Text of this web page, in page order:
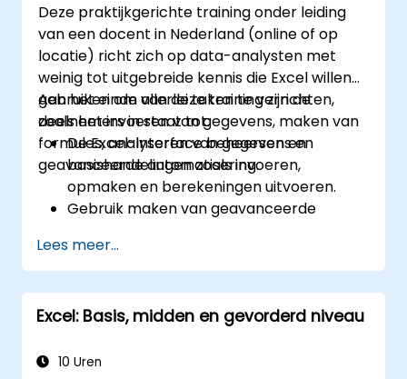
Deze praktijkgerichte training onder leiding
van een docent in Nederland (online of op
locatie) richt zich op data-analysten met
weinig tot uitgebreide kennis die Excel willen
gebruiken om allerlei taken te verrichten,
zoals het invoeren van gegevens, maken van
formules, analyseren van gegevens en
geavanceerde automatisering.
Aan het einde van deze training zijn de
deelnemers in staat tot:
De Excel-interface beheersen en
basishandelingen zoals invoeren,
opmaken en berekeningen uitvoeren.
Gebruik maken van geavanceerde
opmaak bij data-analyse.
Pivot-tables en grafieken creëren en
beheren om gegevens visueel weer te
geven.
Power Pivot inzetten bij
Lees meer...
Excel: Basis, midden en gevorderd niveau
10 Uren